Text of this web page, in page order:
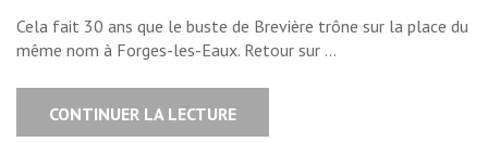
Cela fait 30 ans que le buste de Brevière trône sur la place du
même nom à Forges-les-Eaux. Retour sur …
CONTINUER LA LECTURE